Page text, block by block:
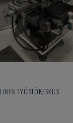
TYÖSTÖKESKUS